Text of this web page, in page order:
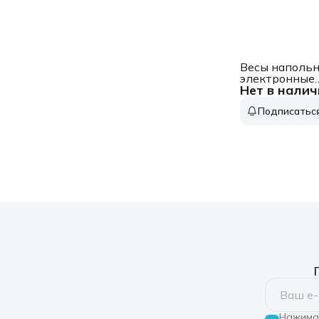
Нет в
Весы
электронные
Endever